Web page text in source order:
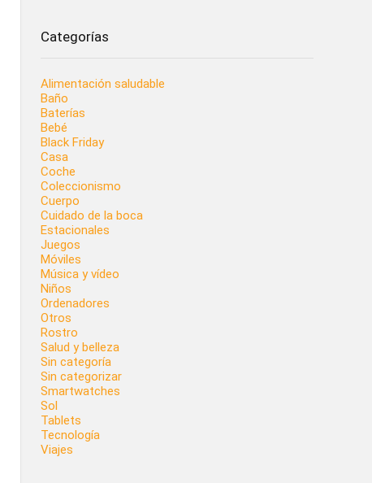
Categorías
Alimentación saludable
Baño
Baterías
Bebé
Black Friday
Casa
Coche
Coleccionismo
Cuerpo
Cuidado de la boca
Estacionales
Juegos
Móviles
Música y vídeo
Niños
Ordenadores
Otros
Rostro
Salud y belleza
Sin categoría
Sin categorizar
Smartwatches
Sol
Tablets
Tecnología
Viajes